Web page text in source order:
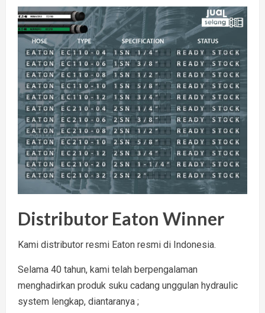
Distributor Eaton Winner
Kami distributor resmi Eaton resmi di Indonesia.
Selama 40 tahun, kami telah berpengalaman
menghadirkan produk suku cadang unggulan hydraulic
system lengkap, diantaranya ;